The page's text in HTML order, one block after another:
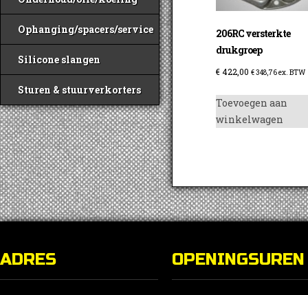
Ophanging/spacers/service
Silicone slangen
Sturen & stuurverkorters
206RC versterkte
drukgroep
€422,00 €348,76ex. BTW
Toevoegen aan
winkelwagen
ADRES OPENINGSUREN